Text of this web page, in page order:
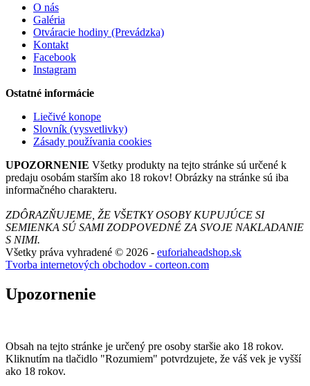
O nás
Galéria
Otváracie hodiny (Prevádzka)
Kontakt
Facebook
Instagram
Ostatné informácie
Liečivé konope
Slovník (vysvetlivky)
Zásady používania cookies
UPOZORNENIE Všetky produkty na tejto stránke sú určené k
predaju osobám starším ako 18 rokov! Obrázky na stránke sú iba
informačného charakteru.
ZDÔRAZŇUJEME, ŽE VŠETKY OSOBY KUPUJÚCE SI
SEMIENKA SÚ SAMI ZODPOVEDNÉ ZA SVOJE NAKLADANIE
S NIMI.
Všetky práva vyhradené © 2026 - euforiaheadshop.sk
Tvorba internetových obchodov - corteon.com
Upozornenie
Obsah na tejto stránke je určený pre osoby staršie ako 18 rokov.
Kliknutím na tlačidlo "Rozumiem" potvrdzujete, že váš vek je vyšší
ako 18 rokov.